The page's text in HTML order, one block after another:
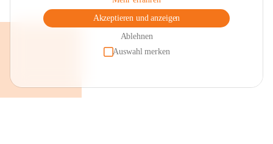
Akzeptieren und anzeigen
Ablehnen
Auswahl merken